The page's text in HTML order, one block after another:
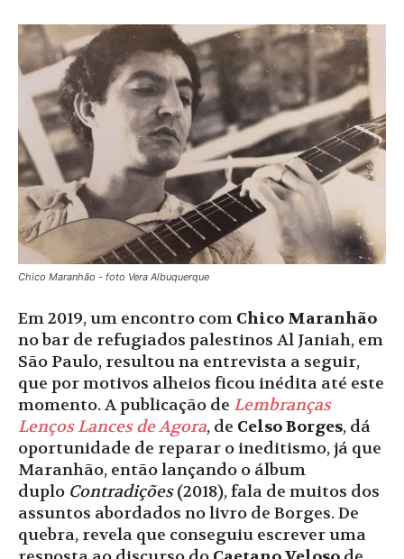
Chico Maranhão - foto Vera Albuquerque
Em 2019, um encontro com Chico Maranhão
no bar de refugiados palestinos Al Janiah, em
São Paulo, resultou na entrevista a seguir,
que por motivos alheios ficou inédita até este
momento. A publicação de Lembranças
Lenços Lances de Agora, de Celso Borges, dá
oportunidade de reparar o ineditismo, já que
Maranhão, então lançando o álbum
duplo Contradições(2018), fala de muitos dos
assuntos abordados no livro de Borges. De
quebra, revela que conseguiu escrever uma